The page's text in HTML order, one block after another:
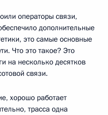
операторы связи,
дополнительные
это самые основные
Что это такое? Это
на несколько десятков
связи.
хорошо работает
трасса одна